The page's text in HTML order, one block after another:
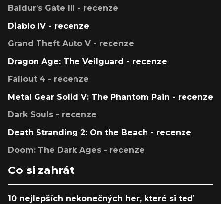
Baldur's Gate III - recenze
Diablo IV - recenze
Grand Theft Auto V - recenze
Dragon Age: The Veilguard - recenze
Fallout 4 - recenze
Metal Gear Solid V: The Phantom Pain - recenze
Dark Souls - recenze
Death Stranding 2: On the Beach - recenze
Doom: The Dark Ages - recenze
Co si zahrát
10 nejlepších nekonečných her, které si teď